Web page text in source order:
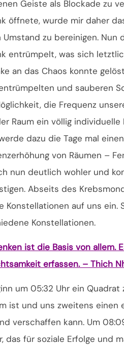
Geiste als Blockade zu
öffnete, wurde mir daher
Umstand zu bereinigen.
entrümpelt, was sich
an das Chaos konnte
und sauberen
die Frequenz
Raum ein völlig
dazu die Tage mal
von Räumen –
nun deutlich wohler und
Abseits des
Konstellationen auf uns ein.
Konstellationen.
ist die Basis von allem.
erfassen. – Thich
um 05:32 Uhr ein
ist und uns zweitens einen
verschaffen kann. Um
das für soziale Erfolge und